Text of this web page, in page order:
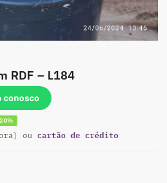
RDF – L184
conosco
ou cartão de crédito